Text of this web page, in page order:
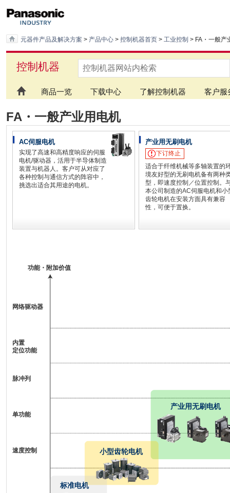
元器件产品及解决方案 > 产品中心 > 控制机器首页 > 工业控制 > FA・一般产
控制机器
商品一览 下载中心 了解控制机器 客户服
FA・一般产业用电机
AC伺服电机
实现了高速和高精度响应的伺服
电机/驱动器，活用于半导体制造
装置与机器人。客户可从对应了
各种控制与通信方式的阵容中，
挑选出适合其用途的电机。
产业用无刷电机
下订终止
适合于纤维机械等多轴装置的
境友好型的无刷电机备有两种
型，即速度控制／位置控制。
本公司制造的AC伺服电机和小
齿轮电机在安装方面具有兼容
性，可便于置换。
功能・附加价值
网络驱动器
内置
定位功能
脉冲列
单功能
速度控制
标准电机
小型齿轮电机
产业用无刷电机